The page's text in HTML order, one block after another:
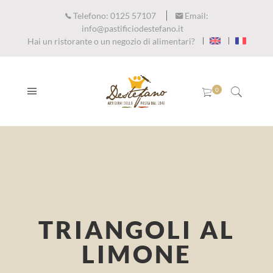
Telefono: 0125 57107
Email:
info@pastificiodestefano.it
Hai un ristorante o un negozio di alimentari?
TRIANGOLI AL
LIMONE